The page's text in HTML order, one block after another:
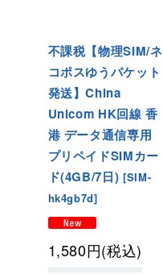
不課税【物理SIM/ネ
コポスゆうパケット
発送】China
Unicom HK回線 香
港 データ通信専用
プリペイドSIMカー
ド(4GB/7日) [SIM-
hk4gb7d]
1,580円(税込)